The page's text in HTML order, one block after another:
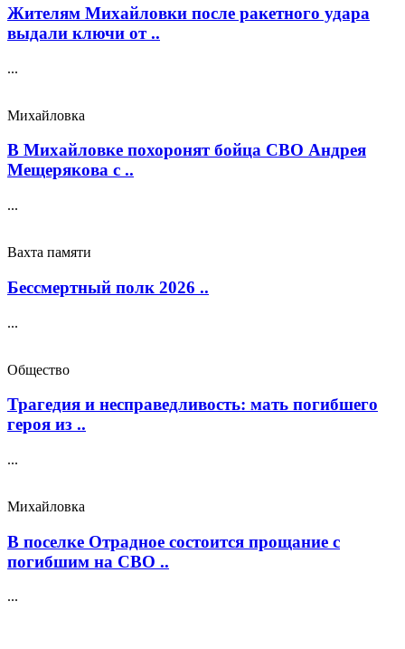
Жителям Михайловки после ракетного удара
выдали ключи от ..
...
Михайловка
В Михайловке похоронят бойца СВО Андрея
Мещерякова с ..
...
Вахта памяти
Бессмертный полк 2026 ..
...
Общество
Трагедия и несправедливость: мать погибшего
героя из ..
...
Михайловка
В поселке Отрадное состоится прощание с
погибшим на СВО ..
...